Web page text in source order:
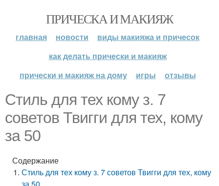
ПРИЧЕСКА И МАКИЯЖ
главная новости
виды макияжа и причесок
как делать прически и макияж
прически и макияж на дому
игры отзывы
Стиль для тех кому з. 7
советов Твигги для тех, кому
за 50
Содержание
Стиль для тех кому з. 7 советов Твигги для тех, кому